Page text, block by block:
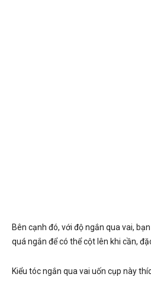
Bên cạnh đó, với độ ngắn qua vai,
quá ngắn để có thể cột lên khi cần,
Kiểu tóc ngắn qua vai uốn cụp này